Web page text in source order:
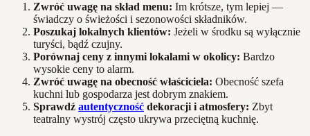
Zwróć uwagę na skład menu: Im krótsze, tym lepiej —
świadczy o świeżości i sezonowości składników.
Poszukaj lokalnych klientów: Jeżeli w środku są wyłącznie
turyści, bądź czujny.
Porównaj ceny z innymi lokalami w okolicy: Bardzo
wysokie ceny to alarm.
Zwróć uwagę na obecność właściciela: Obecność szefa
kuchni lub gospodarza jest dobrym znakiem.
Sprawdź autentyczność dekoracji i atmosfery: Zbyt
teatralny wystrój często ukrywa przeciętną kuchnię.